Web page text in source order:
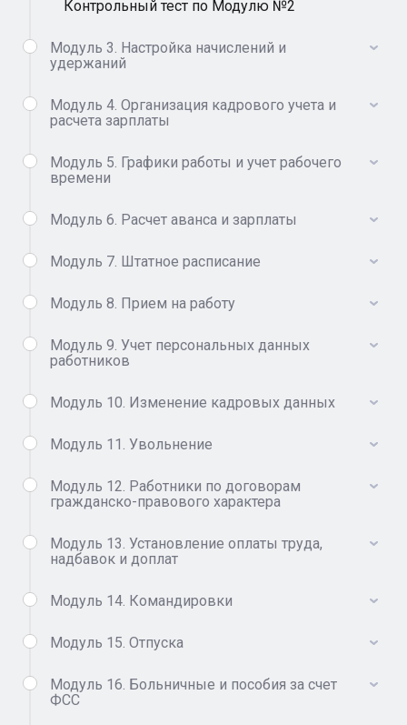
Контрольный тест по Модулю №2
Модуль 3. Настройка начислений и
удержаний
Модуль 4. Организация кадрового учета и
расчета зарплаты
Модуль 5. Графики работы и учет рабочего
времени
Модуль 6. Расчет аванса и зарплаты
Модуль 7. Штатное расписание
Модуль 8. Прием на работу
Модуль 9. Учет персональных данных
работников
Модуль 10. Изменение кадровых данных
Модуль 11. Увольнение
Модуль 12. Работники по договорам
гражданско-правового характера
Модуль 13. Установление оплаты труда,
надбавок и доплат
Модуль 14. Командировки
Модуль 15. Отпуска
Модуль 16. Больничные и пособия за счет
ФСС